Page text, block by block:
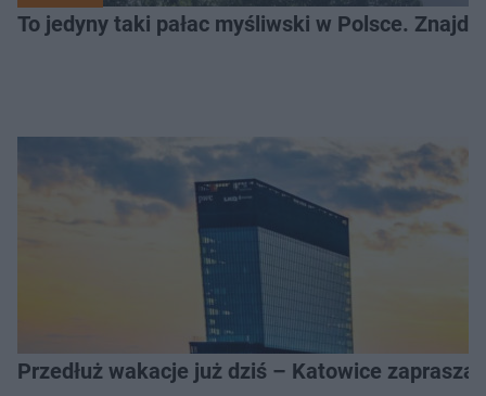
To jedyny taki pałac myśliwski w Polsce.
Przedłuż wakacje już dziś – Katowice